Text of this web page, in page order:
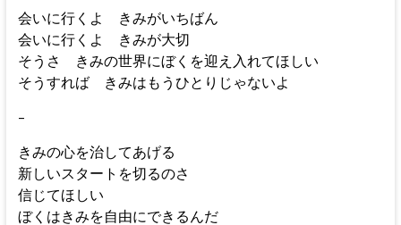
会いに行くよ きみがいちばん
会いに行くよ きみが大切
そうさ きみの世界にぼくを迎え入れてほしい
そうすれば きみはもうひとりじゃないよ
–
きみの心を治してあげる
新しいスタートを切るのさ
信じてほしい
ぼくはきみを自由にできるんだ